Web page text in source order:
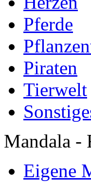
Pferde
Piraten
Tierwelt
Mandala -
Eigene